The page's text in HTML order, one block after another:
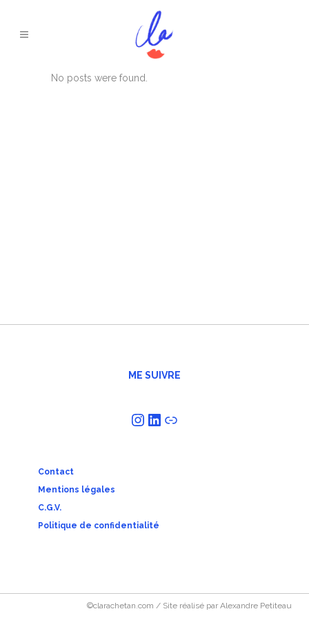
No posts were found.
ME SUIVRE
Instagram LinkedIn Lien
Contact
Mentions légales
C.G.V.
Politique de confidentialité
©clarachetan.com / Site réalisé par Alexandre Petiteau